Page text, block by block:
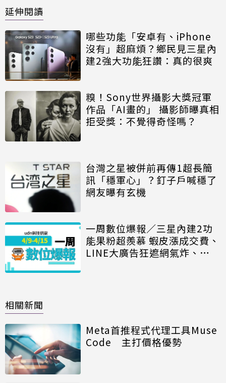
延伸閱讀
哪些功能「安卓有、iPhone
沒有」超麻煩？鄉民見三星內
建2強大功能狂讚：真的很爽
糗！Sony世界攝影大獎冠軍
作品「AI畫的」 攝影師曝真相
拒受獎：不覺得奇怪嗎？
台灣之星被併前再傳1超長簡
訊「穩軍心」？釘子戶喊穩了
網友曝有玄機
一周數位爆報／三星內建2功
能果粉超羨慕 蝦皮漲成交費、
LINE大廣告狂遮網氣炸、
相關新聞
Meta首推程式代理工具Muse
Code 主打價格優勢